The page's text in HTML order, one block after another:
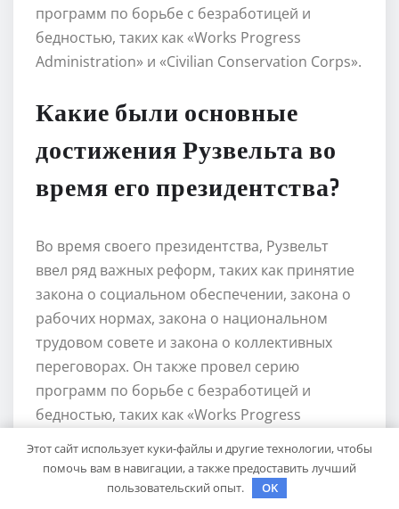
программ по борьбе с безработицей и
бедностью, таких как «Works Progress
Administration» и «Civilian Conservation Corps».
Какие были основные
достижения Рузвельта во
время его президентства?
Во время своего президентства, Рузвельт
ввел ряд важных реформ, таких как принятие
закона о социальном обеспечении, закона о
рабочих нормах, закона о национальном
трудовом совете и закона о коллективных
переговорах. Он также провел серию
программ по борьбе с безработицей и
бедностью, таких как «Works Progress
Какие были основные
Этот сайт использует куки-файлы и другие технологии, чтобы
помочь вам в навигации, а также предоставить лучший
пользовательский опыт.
OK